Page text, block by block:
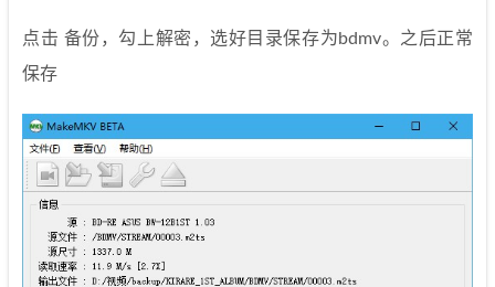
点击 备份，勾上解密，选好目录保存为bdmv。之后正常
保存